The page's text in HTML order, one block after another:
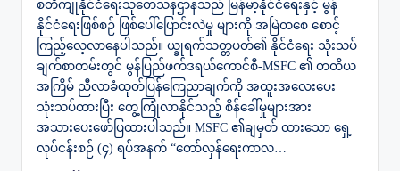
စတီကျုနိုင်ငံရေးသုတေသနဌာနသည် မြန်မာ့နိုင်ငံရေးနှင့် မွန်
နိုင်ငံရေးဖြစ်စဉ် ဖြစ်ပေါ်ပြောင်းလဲမှု များကို အမြဲတစေ စောင့်
ကြည့်လေ့လာနေပါသည်။ ယ္ခုရက်သတ္တပတ်၏ နိုင်ငံရေး သုံးသပ်
ချက်စာတမ်းတွင် မွန်ပြည်ဖက်ဒရယ်ကောင်စီ-MSFC ၏ တတိယ
အကြိမ် ညီလာခံထုတ်ပြန်ကြေညာချက်ကို အထူးအလေးပေး
သုံးသပ်ထားပြီး တွေ့ကြုံလာနိုင်သည့် စိန်ခေါ်မှုများအား
အသားပေးဖော်ပြထားပါသည်။ MSFC ၏ချမှတ် ထားသော ရှေ့
လုပ်ငန်းစဉ် (၄) ရပ်အနက် “တော်လှန်ရေးကာလ…